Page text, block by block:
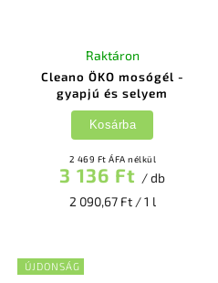
Cleano ÖKO mosógél -
gyapjú és selyem
Raktáron
2 469 Ft ÁFA nélkül
3 136 Ft / db
2 090,67 Ft / 1 l
Kosárba
ÚJDONSÁG